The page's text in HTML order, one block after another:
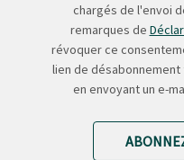
chargés de l'envoi
remarques de
révoquer ce
lien de
en envoyant un e-